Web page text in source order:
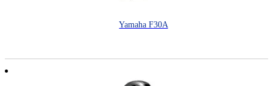
Yamaha F30A